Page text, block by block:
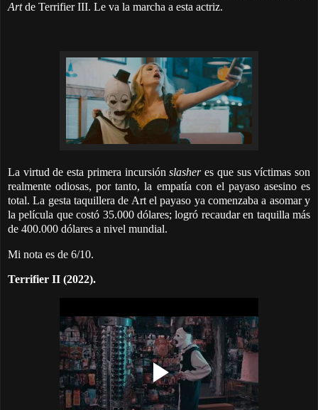
Artde Terrifier III. Le va la marcha a esta actriz.
La virtud de esta primera incursiónslasheres que sus víctimas son
realmente odiosas, por tanto, la empatía con el payaso asesino es
total. La gesta taquillera de Art el payaso ya comenzaba a asomar y
la película que costó 35.000 dólares; logró recaudar en taquilla más
de 400.000 dólares a nivel mundial.
Mi nota es de 6/10.
Terrifier II (2022).